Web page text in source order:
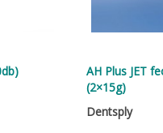
AH Plus JET
(2×15g)
Dentsply